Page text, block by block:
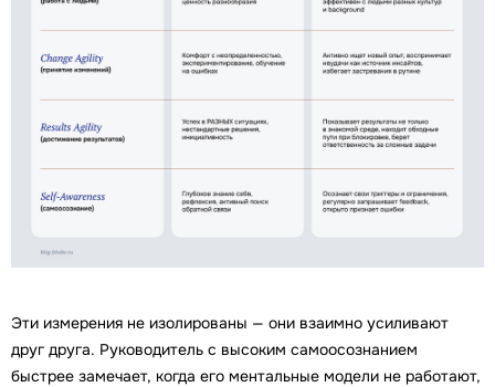
Эти измерения не изолированы — они взаимно усиливают
друг друга. Руководитель с высоким самоосознанием
быстрее замечает, когда его ментальные модели не работают,